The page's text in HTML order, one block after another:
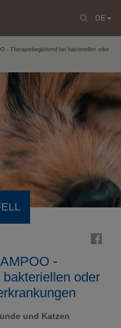
DE
- Therapiebegleitend bei bakteriellen oder
-
oder
und Katzen